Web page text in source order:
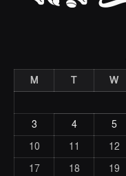
M
T W
3
4 5
10
11 12
17
18 19